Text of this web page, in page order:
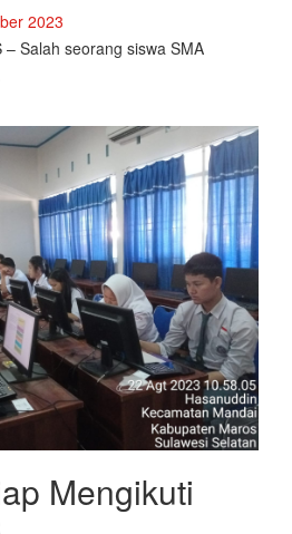
2023
Salah seorang siswa SMA
Mengikuti